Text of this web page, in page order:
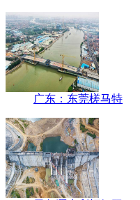
广东：东莞槎马特